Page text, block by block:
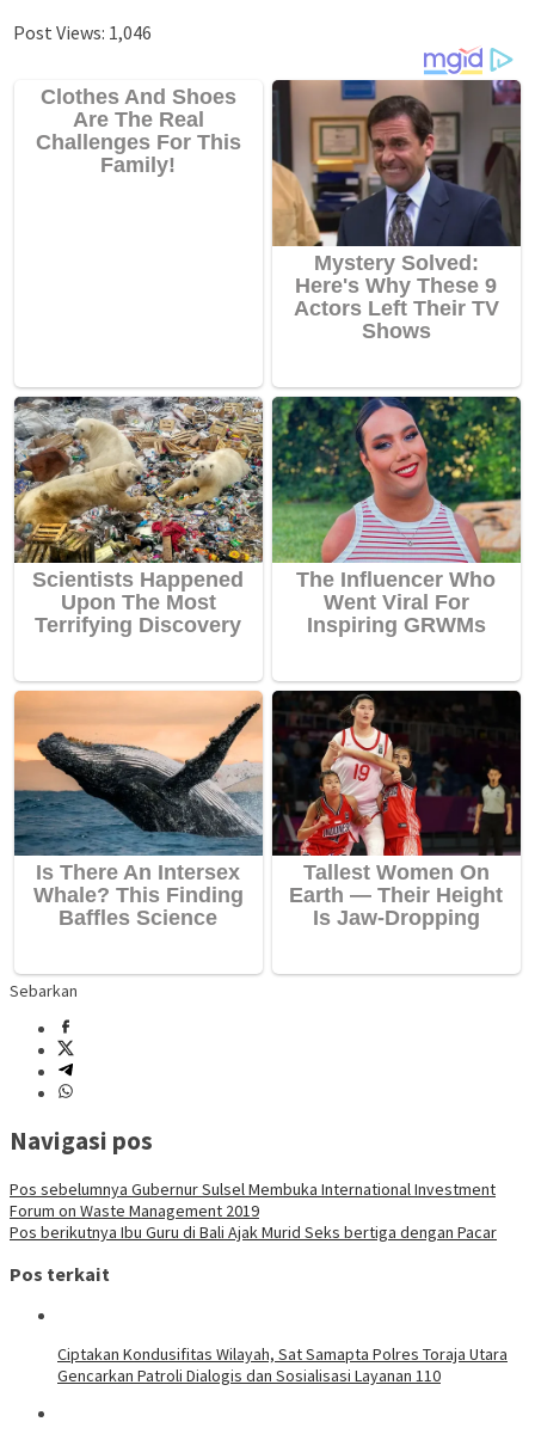
Post Views: 1,046
Sebarkan
Navigasi pos
Pos sebelumnya Gubernur Sulsel Membuka International Investment
Forum on Waste Management 2019
Pos berikutnya Ibu Guru di Bali Ajak Murid Seks bertiga dengan Pacar
Pos terkait
Ciptakan Kondusifitas Wilayah, Sat Samapta Polres Toraja Utara
Gencarkan Patroli Dialogis dan Sosialisasi Layanan 110